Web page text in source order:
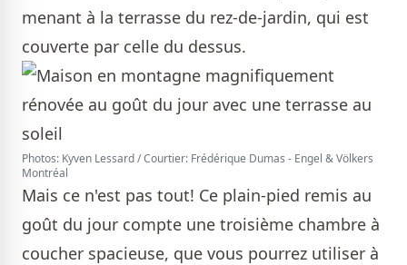
menant à la terrasse du rez-de-jardin, qui est
couverte par celle du dessus.
Photos: Kyven Lessard / Courtier: Frédérique Dumas - Engel & Völkers
Montréal
Mais ce n'est pas tout! Ce plain-pied remis au
goût du jour compte une troisième chambre à
coucher spacieuse, que vous pourrez utiliser à